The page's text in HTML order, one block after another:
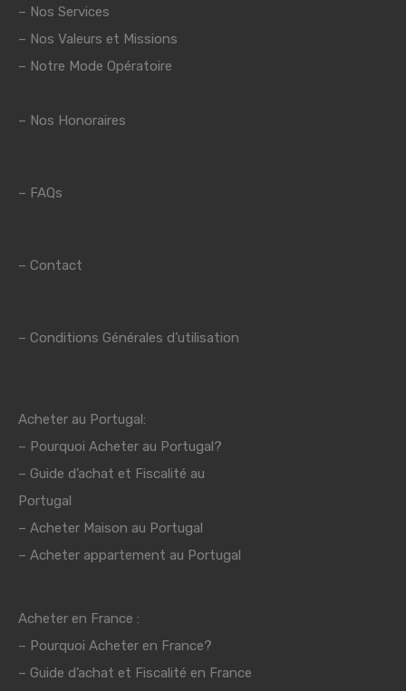
– Nos Services
– Nos Valeurs et Missions
– Notre Mode Opératoire
– Nos Honoraires
– FAQs
– Contact
– Conditions Générales d’utilisation
Acheter au Portugal:
– Pourquoi Acheter au Portugal?
– Guide d’achat et Fiscalité au
Portugal
– Acheter Maison au Portugal
– Acheter appartement au Portugal
Acheter en France :
– Pourquoi Acheter en France?
– Guide d’achat et Fiscalité en France